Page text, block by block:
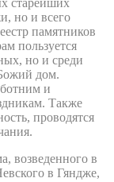
но и всего
памятников
пользуется
но и среди
дом.
и
Также
проводятся
возведенного в
в Гяндже,